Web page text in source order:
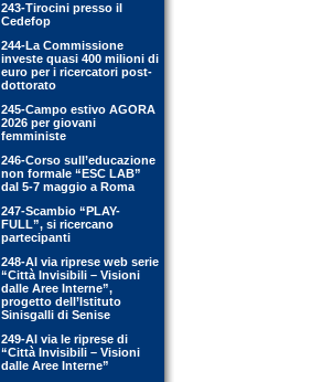
243-Tirocini presso il
Cedefop
244-La Commissione
investe quasi 400 milioni di
euro per i ricercatori post-
dottorato
245-Campo estivo AGORA
2026 per giovani
femministe
246-Corso sull’educazione
non formale “ESC LAB”
dal 5-7 maggio a Roma
247-Scambio “PLAY-
FULL”, si ricercano
partecipanti
248-Al via riprese web serie
“Città Invisibili – Visioni
dalle Aree Interne”,
progetto dell’Istituto
Sinisgalli di Senise
249-Al via le riprese di
“Città Invisibili – Visioni
dalle Aree Interne”